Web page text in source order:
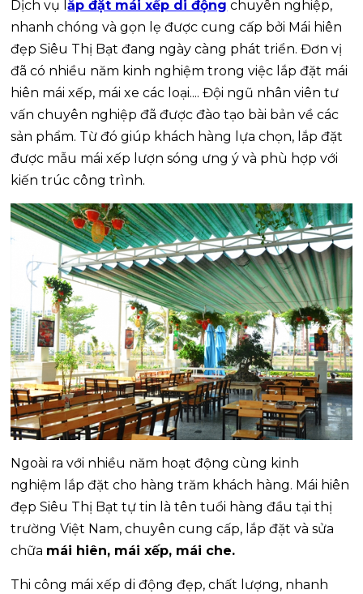
Dịch vụ lắp đặt mái xếp di động chuyên nghiệp,
nhanh chóng và gọn lẹ được cung cấp bởi Mái hiên
đẹp Siêu Thị Bạt đang ngày càng phát triển. Đơn vị
đã có nhiều năm kinh nghiệm trong việc lắp đặt mái
hiên mái xếp, mái xe các loại.... Đội ngũ nhân viên tư
vấn chuyên nghiệp đã được đào tạo bài bản về các
sản phẩm. Từ đó giúp khách hàng lựa chọn, lắp đặt
được mẫu mái xếp lượn sóng ưng ý và phù hợp với
kiến trúc công trình.
Ngoài ra với nhiều năm hoạt động cùng kinh
nghiệm lắp đặt cho hàng trăm khách hàng. Mái hiên
đẹp Siêu Thị Bạt tự tin là tên tuổi hàng đầu tại thị
trường Việt Nam, chuyên cung cấp, lắp đặt và sửa
chữa mái hiên, mái xếp, mái che.
Thi công mái xếp di động đẹp, chất lượng, nhanh